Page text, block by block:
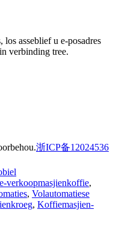
asseblief u e-posadres
verbinding tree.
浙ICP备12024536
verkoopmasjienkoffie,
, Volautomatiese
, Koffiemasjien-